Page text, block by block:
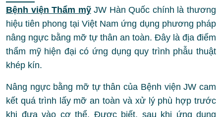
Bệnh viện Thẩm mỹJW Hàn Quốc chính là thương
hiệu tiên phong tại Việt Nam ứng dụng phương pháp
nâng ngực bằng mỡ tự thân an toàn. Đây là địa điểm
thẩm mỹ hiện đại có ứng dụng quy trình phẫu thuật
khép kín.
Nâng ngực bằng mỡ tự thân của Bệnh viện JW cam
kết quá trình lấy mỡ an toàn và xử lý phù hợp trước
khi đưa vào cơ thể. Được biết, sau khi ứng dụng